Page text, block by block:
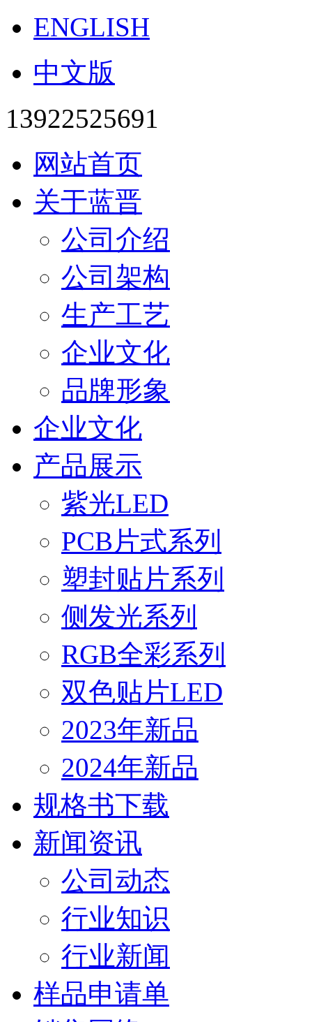
ENGLISH
中文版
13922525691
网站首页
关于蓝晋
公司介绍
公司架构
生产工艺
企业文化
品牌形象
企业文化
产品展示
紫光LED
PCB片式系列
塑封贴片系列
侧发光系列
RGB全彩系列
双色贴片LED
2023年新品
2024年新品
规格书下载
新闻资讯
公司动态
行业知识
行业新闻
样品申请单